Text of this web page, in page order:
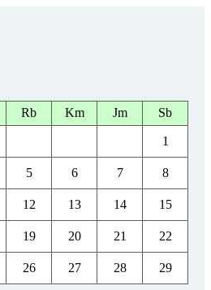
Rb Km Jm Sb
1
5 6 7 8
12 13 14 15
19 20 21 22
26 27 28 29